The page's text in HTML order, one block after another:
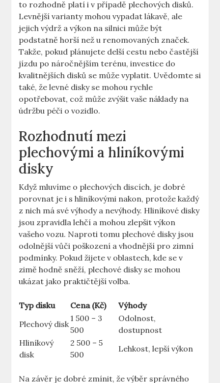
to rozhodně⁤ platí i‌ v případě plechových disků.
Levnější varianty​ mohou vypadat lákavě,‌ ale
jejich výdrž a ⁢výkon na silnici může být
⁣podstatně horší než u ⁤renomovaných značek.
Takže, ⁤pokud plánujete delší cestu nebo častější
jízdu⁤ po ‌náročnějším terénu, investice do
kvalitnějších disků se může vyplatit. Uvědomte si
⁤také,‍ že levné ⁤disky se mohou rychle
opotřebovat, což může zvýšit vaše náklady na
⁤údržbu⁤ péči o vozidlo.
Rozhodnutí mezi
plechovými a ⁢hliníkovými
disky
Když mluvíme o plechových discích, je dobré⁤
porovnat je i⁢ s‌ hliníkovými nakon, protože každý‌
z nich má své výhody a nevýhody. Hliníkové disky
jsou zpravidla lehčí a mohou ‌zlepšit výkon
vašeho vozu. Naproti tomu plechové disky jsou
odolnější ⁤vůči poškození​ a ⁤vhodnější pro zimní ​
podmínky. Pokud‌ žijete v oblastech, kde se v
zimě hodně‍ sněží, plechové disky se mohou
⁣ukázat jako praktičtější volba.
Typ disku Cena (Kč)
Výhody
Plechový disk
1 500 – 3
⁤500
Odolnost,
dostupnost
Hliníkový
disk
2 500⁣ – 5
500
Lehkost, lepší výkon
Na závěr je dobré zmínit, že výběr správného